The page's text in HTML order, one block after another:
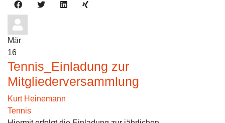
Mär
16
Tennis_Einladung zur
Mitgliederversammlung
Kurt Heinemann
Tennis